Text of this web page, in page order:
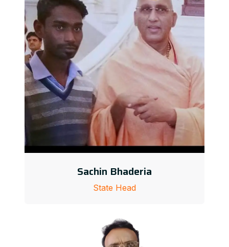
Sachin Bhaderia
State Head